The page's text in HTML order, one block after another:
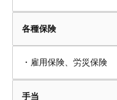
各種保険
・雇用保険、労災保険
手当